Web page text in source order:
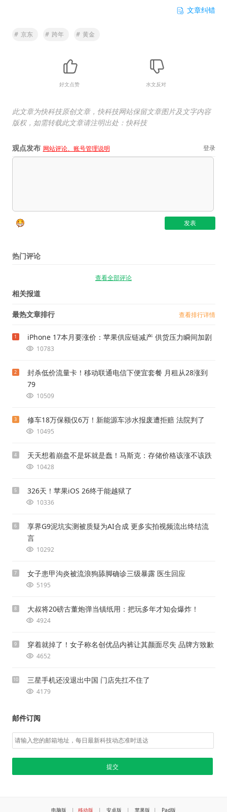
文章纠错
# 京东 # 跨年 # 黄金
好文点赞 水文反对
此文章为快科技原创文章，快科技网站保留文章图片及文字内容
版权，如需转载此文章请注明出处：快科技
观点发布 网站评论、账号管理说明 登录
热门评论
查看全部评论
相关报道
最热文章排行 查看排行详情
1 iPhone 17本月要涨价：苹果供应链减产 供货压力瞬间加剧
10783
2
封杀低价流量卡！移动联通电信下便宜套餐 月租从28涨到
79
10509
3 修车18万保额仅6万！新能源车涉水报废遭拒赔 法院判了
10495
4 天天想着崩盘不是坏就是蠢！马斯克：存储价格该涨不该跌
10428
5 326天！苹果iOS 26终于能越狱了
10336
6
享界G9泥坑实测被质疑为AI合成 更多实拍视频流出终结流
言
10292
7 女子患甲沟炎被流浪狗舔脚确诊三级暴露 医生回应
5195
8 大叔将20磅古董炮弹当镇纸用：把玩多年才知会爆炸！
4924
9 穿着就掉了！女子称名创优品内裤让其颜面尽失 品牌方致歉
4652
10 三星手机还没退出中国 门店先扛不住了
4179
邮件订阅
电脑版 | 移动版 | 安卓版 | 苹果版 | Pad版